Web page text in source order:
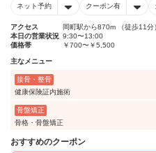
ネット予約 クーポン有
アクセス
岡町駅から870m （徒歩11分
本日の営業状況 9:30〜13:00
価格帯
￥700〜￥5,500
主なメニュー
接骨・整骨
健康保険証内施術
骨盤矯正
骨格・骨盤矯正
おすすめのクーポン